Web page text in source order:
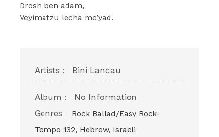
Drosh ben adam,
Veyimatzu lecha me’yad.
Artists : Bini Landau
Album :
No Information
Genres :
Rock Ballad/Easy Rock-
Tempo 132, Hebrew, Israeli